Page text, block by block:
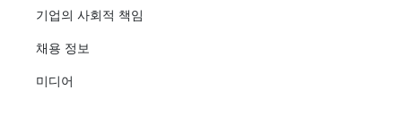
기업의 사회적 책임
채용 정보
미디어